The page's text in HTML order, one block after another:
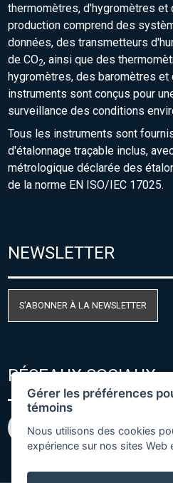
thermomètres, d'hygromètres et
production comprend des
données, des transmetteurs
de CO2, ainsi que des
hygromètres, des baromètres et
instruments sont conçus pour
surveillance des conditions
Tous les instruments sont
d'étalonnage traçable inclus,
métrologique déclarée des
de la norme EN ISO/IEC 17025.
NEWSLETTER
S'ABONNER À LA NEWSLETTER
RÉSEAUX SOCIAUX
Gérer les préférences
témoins
Nous utilisons des cookies
expérience sur nos sites Web